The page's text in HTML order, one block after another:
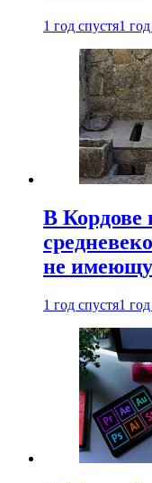
1 год спустя1
В Кордове
не
1 год спустя1